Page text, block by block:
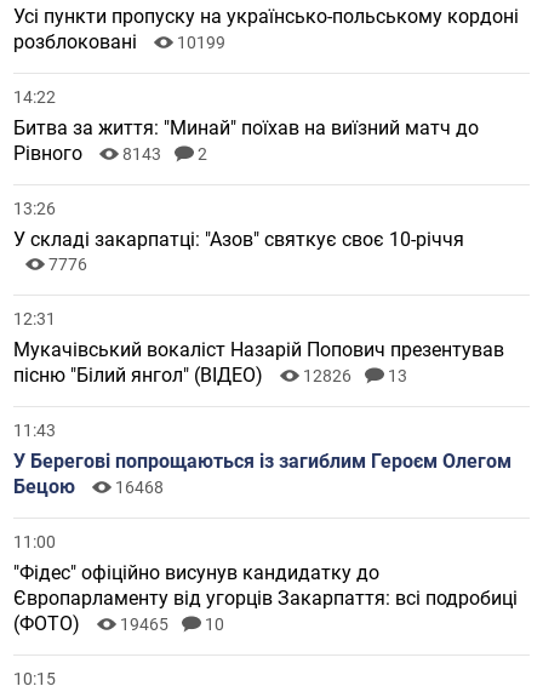
Усі пункти пропуску на українсько-польському кордоні
розблоковані
10199
14:22
Битва за життя: "Минай" поїхав на виїзний матч до
Рівного
8143 2
13:26
У складі закарпатці: "Азов" святкує своє 10-річчя
7776
12:31
Мукачівський вокаліст Назарій Попович презентував
пісню "Білий янгол" (ВІДЕО)
12826 13
11:43
У Берегові попрощаються із загиблим Героєм Олегом
Бецою
16468
11:00
"Фідес" офіційно висунув кандидатку до
Європарламенту від угорців Закарпаття: всі подробиці
(ФОТО)
19465 10
10:15